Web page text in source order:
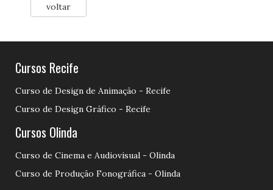
voltar
Cursos Recife
Curso de Design de Animação - Recife
Curso de Design Gráfico - Recife
Cursos Olinda
Curso de Cinema e Audiovisual - Olinda
Curso de Produção Fonográfica - Olinda